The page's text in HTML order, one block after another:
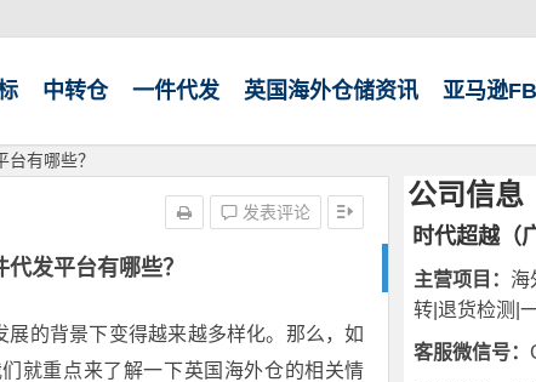
中转仓 一件代发 英国海外仓储资讯 亚马逊
有哪些？
发平台有哪些？
发表评论
的背景下变得越来越多样化。那么，如
就重点来了解一下英国海外仓的相关情
公司信息
时代超越（
主营项目： 海
转|退货检测|
客服微信号：